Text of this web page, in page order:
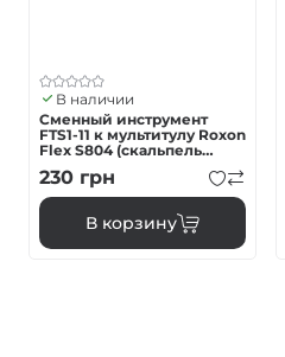
В наличии
Сменный инструмент
FTS1-11 к мультитулу Roxon
Flex S804 (скальпель
малый)
230 грн
В корзину